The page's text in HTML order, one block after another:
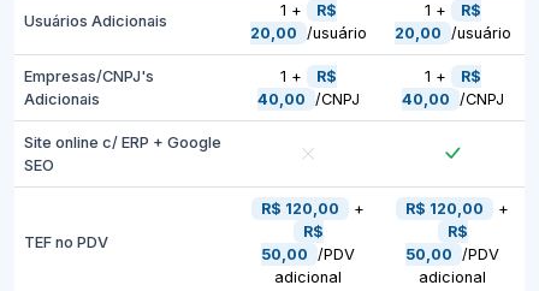
Usuários Adicionais
1 +
R$
20,00 /usuário
1 +
R$
20,00 /usuário
Empresas/CNPJ's
Adicionais
1 +
R$
40,00 /CNPJ
1 +
R$
40,00 /CNPJ
Site online c/ ERP + Google
SEO
TEF no PDV
R$ 120,00
+
R$
50,00 /PDV
adicional
R$ 120,00
+
R$
50,00 /PDV
adicional